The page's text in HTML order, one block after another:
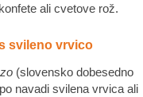
ali cvetove rož.
svileno vrvico
(slovensko dobesedno
navadi svilena vrvica ali